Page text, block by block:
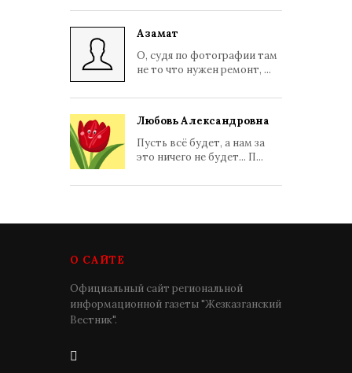
Азамат
О, судя по фотографии там
не то что нужен ремонт, ...
Любовь Александровна
Пусть всё будет, а нам за
это ничего не будет... П...
О САЙТЕ
Официальный сайт региональной
информационной газеты "Жезказганский
Вестник".